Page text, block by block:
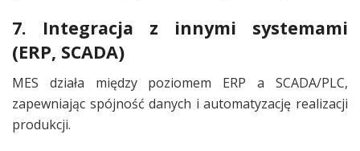
7. Integracja z innymi systemami
(ERP, SCADA)
MES działa między poziomem ERP a SCADA/PLC,
zapewniając spójność danych i automatyzację realizacji
produkcji.